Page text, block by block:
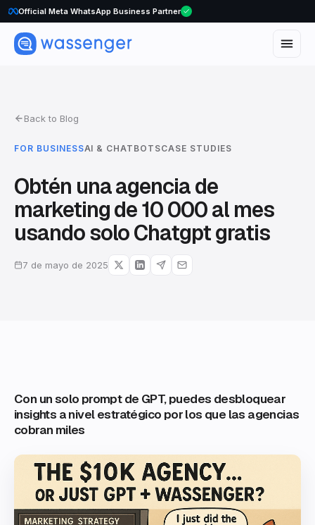
Official Meta WhatsApp Business Partner
Back to Blog
FOR BUSINESSAI & CHATBOTSCASE STUDIES
Obtén una agencia de
marketing de 10 000 al mes
usando solo Chatgpt gratis
7 de mayo de 2025
Con un solo prompt de GPT, puedes desbloquear
insights a nivel estratégico por los que las agencias
cobran miles